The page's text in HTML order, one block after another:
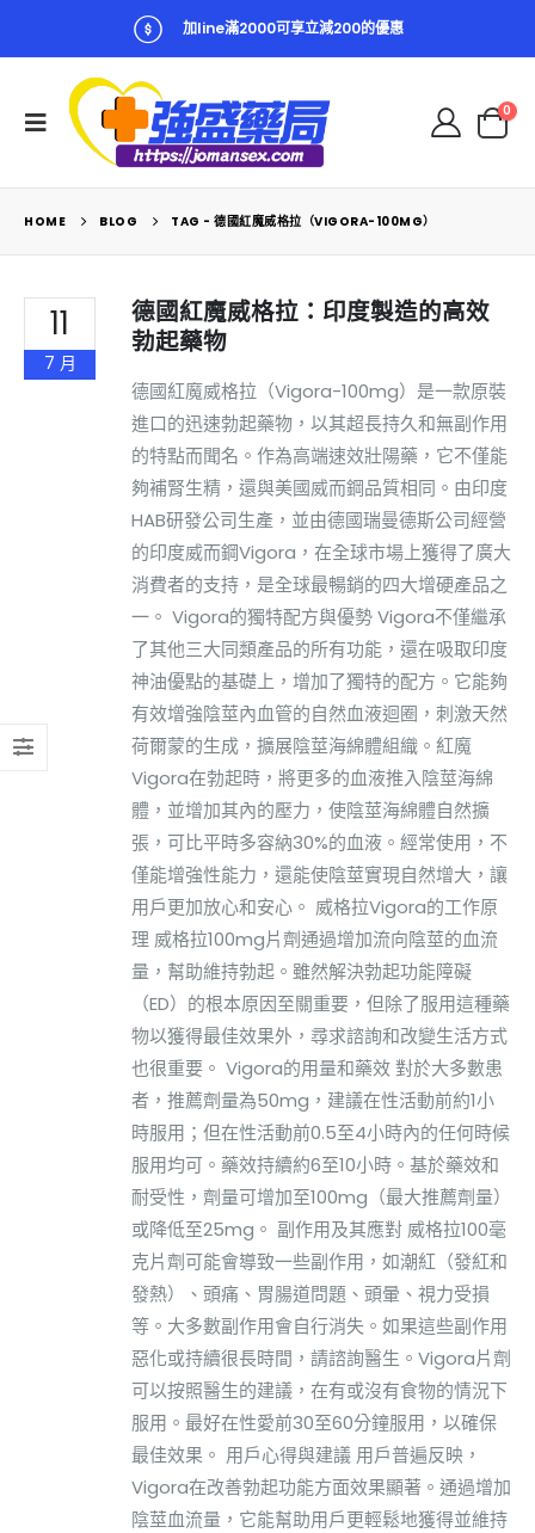
加line滿2000可享立減200的優惠
0
HOME BLOG TAG - 德國紅魔威格拉（VIGORA-100MG）
11
7 月
德國紅魔威格拉：印度製造的高效
勃起藥物
德國紅魔威格拉（Vigora-100mg）是一款原裝
進口的迅速勃起藥物，以其超長持久和無副作用
的特點而聞名。作為高端速效壯陽藥，它不僅能
夠補腎生精，還與美國威而鋼品質相同。由印度
HAB研發公司生產，並由德國瑞曼德斯公司經營
的印度威而鋼Vigora，在全球市場上獲得了廣大
消費者的支持，是全球最暢銷的四大增硬產品之
一。 Vigora的獨特配方與優勢 Vigora不僅繼承
了其他三大同類產品的所有功能，還在吸取印度
神油優點的基礎上，增加了獨特的配方。它能夠
有效增強陰莖內血管的自然血液迴圈，刺激天然
荷爾蒙的生成，擴展陰莖海綿體組織。紅魔
Vigora在勃起時，將更多的血液推入陰莖海綿
體，並增加其內的壓力，使陰莖海綿體自然擴
張，可比平時多容納30%的血液。經常使用，不
僅能增強性能力，還能使陰莖實現自然增大，讓
用戶更加放心和安心。 威格拉Vigora的工作原
理 威格拉100mg片劑通過增加流向陰莖的血流
量，幫助維持勃起。雖然解決勃起功能障礙
（ED）的根本原因至關重要，但除了服用這種藥
物以獲得最佳效果外，尋求諮詢和改變生活方式
也很重要。 Vigora的用量和藥效 對於大多數患
者，推薦劑量為50mg，建議在性活動前約1小
時服用；但在性活動前0.5至4小時內的任何時候
服用均可。藥效持續約6至10小時。基於藥效和
耐受性，劑量可增加至100mg（最大推薦劑量）
或降低至25mg。 副作用及其應對 威格拉100毫
克片劑可能會導致一些副作用，如潮紅（發紅和
發熱）、頭痛、胃腸道問題、頭暈、視力受損
等。大多數副作用會自行消失。如果這些副作用
惡化或持續很長時間，請諮詢醫生。Vigora片劑
可以按照醫生的建議，在有或沒有食物的情況下
服用。最好在性愛前30至60分鐘服用，以確保
最佳效果。 用戶心得與建議 用戶普遍反映，
Vigora在改善勃起功能方面效果顯著。通過增加
陰莖血流量，它能幫助用戶更輕鬆地獲得並維持